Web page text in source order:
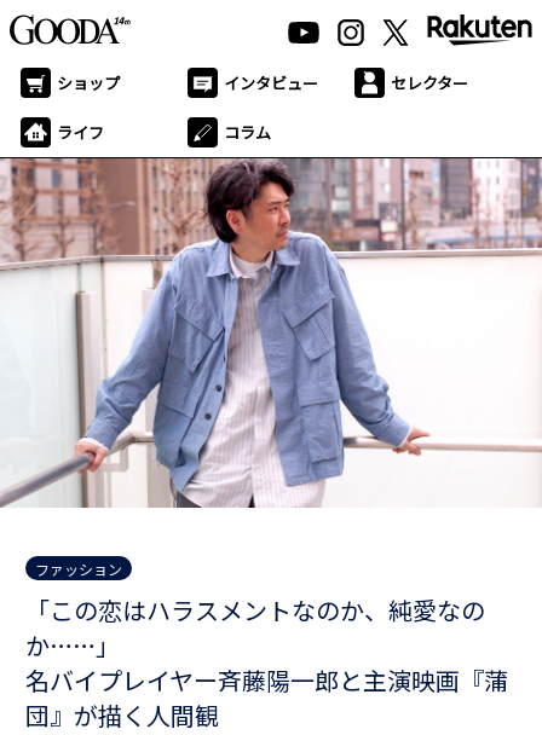
ショップ インタビュー セレクター
ライフ コラム
ファッション
「この恋はハラスメントなのか、純愛なの
か……」
名バイプレイヤー斉藤陽一郎と主演映画『蒲
団』が描く人間観